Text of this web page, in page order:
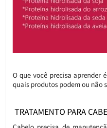
O que você precisa aprender
quais produtos podem ou não
TRATAMENTO PARA